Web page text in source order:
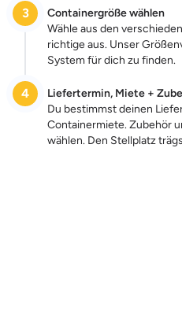
3
Containergröße wählen
Wähle aus den
richtige aus. Unser
System für dich zu finden.
4
Liefertermin, Miete +
Du bestimmst deinen
Containermiete. Zubehör
wählen. Den Stellplatz